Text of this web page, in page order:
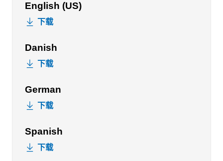
English (US)
下载
Danish
下载
German
下载
Spanish
下载